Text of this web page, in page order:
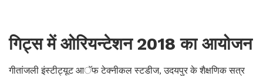
गिट्स में ओरियन्टेशन 2018 का आयोजन
गीतांजली इंस्टीट्यूट आॅफ टेक्नीकल स्टडीज, उदयपुर के शैक्षणिक सत्र